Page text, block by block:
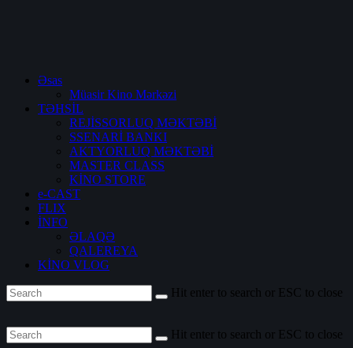
Əsas
Müasir Kino Mərkəzi
TƏHSİL
REJİSSORLUQ MƏKTƏBİ
SSENARİ BANKI
AKTYORLUQ MƏKTƏBİ
MASTER CLASS
KİNO STORE
e-CAST
FLIX
İNFO
ƏLAQƏ
QALEREYA
KİNO VLOG
Hit enter to search or ESC to close
Hit enter to search or ESC to close